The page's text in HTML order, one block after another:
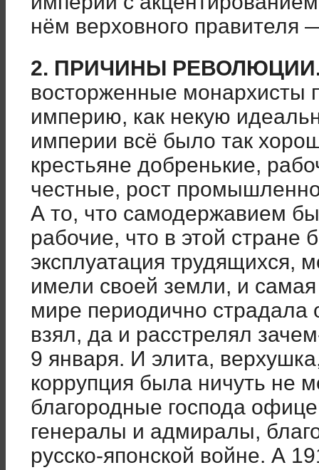
нём верховного правителя
2. ПРИЧИНЫ
восторженные монархисты
империю, как некую
империи всё было так
крестьяне добренькие,
честные, рост
А то, что самодержавием
рабочие, что в этой
эксплуатация трудящихся,
имели своей земли, и самая
мире периодично страдала
взял, да и расстрелял
9 января. И элита,
коррупция была ничуть не
благородные господа
генералы и адмиралы,
русско-японской войне. А